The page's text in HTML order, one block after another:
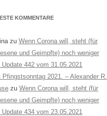
KOMMENTARE
zu Wenn Corona will, steht (für
und Geimpfte) noch weniger
442 vom 31.05.2021
Pfingstsonntag 2021. – Alexander R.
zu Wenn Corona will, steht (für
und Geimpfte) noch weniger
434 vom 23.05.2021